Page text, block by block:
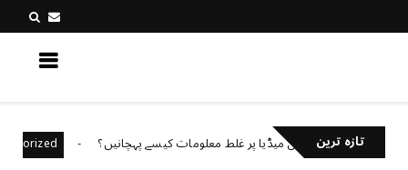
تازہ ترین
سوشل میڈیا پر غلط معلومات کیسے پہچانیں؟ Uncategorized